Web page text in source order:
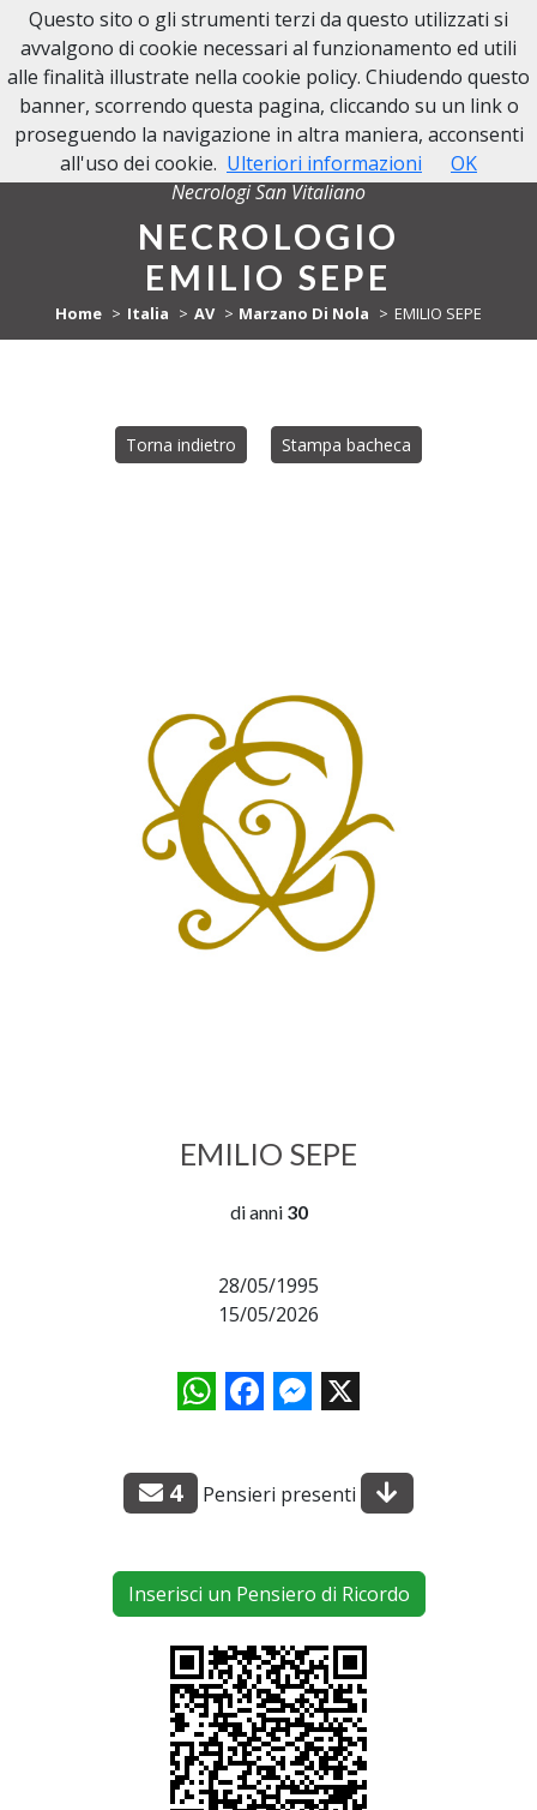
NECROLOGI SAN VITALIANO
Necrologi San Vitaliano
NECROLOGIO
EMILIO SEPE
Home Italia AV Marzano Di Nola EMILIO SEPE
Torna indietro Stampa bacheca
EMILIO SEPE
di anni 30
28/05/1995
15/05/2026
WhatsAppFacebookMessenger
X
4 Pensieri presenti
Inserisci un Pensiero di Ricordo
Questo sito o gli strumenti terzi da questo utilizzati si
avvalgono di cookie necessari al funzionamento ed utili
alle finalità illustrate nella cookie policy. Chiudendo questo
banner, scorrendo questa pagina, cliccando su un link o
proseguendo la navigazione in altra maniera, acconsenti
all'uso dei cookie. Ulteriori informazioni OK